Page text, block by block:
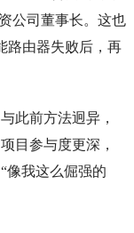
公司董事长。这也
路由器失败后，再
此前方法迥异，
目参与度更深，
像我这么倔强的